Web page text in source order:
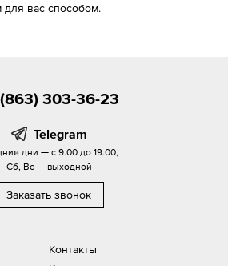
вас способом.
Контакты
303-36-23
Telegram
дни — с 9.00 до 19.00,
Сб, Вс — выходной
Заказать звонок